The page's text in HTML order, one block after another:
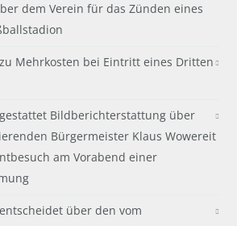
dem Verein für das Zünden eines
Mehrkosten bei Eintritt eines Dritten
Bildberichterstattung über
Bürgermeister Klaus Wowereit
am Vorabend einer
über den vom